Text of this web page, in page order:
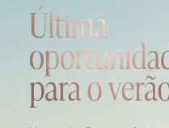
CONJUNTO
CONJUNTO BIQUÍNI
PIJAMA DE VERÃO
ROBE
TOP